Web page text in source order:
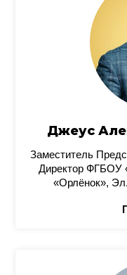
Джеус
Заместитель
Директор ФГБОУ
«Орлёнок»,